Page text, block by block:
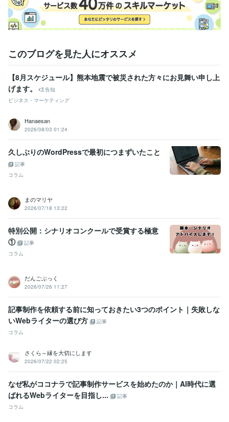
このブログを見た人にオススメ
【8月スケジュール】熊本地震で被災された方々にお見舞い申し上
げます。
告知
ビジネス・マーケティング
Hanaesan
2026/08/03 01:24
久しぶりのWordPressで最初につまずいたこと
記事
コラム
まのマリヤ
2026/07/18 13:22
特別公開：シナリオコンクールで受賞する極意
①
記事
コラム
だんごぶっく
2026/07/26 11:27
記事制作を依頼する前に知っておきたい3つのポイント｜失敗しな
いWebライターの選び方
記事
コラム
さくら～縁を大切にします
2026/07/22 02:25
なぜ私がココナラで記事制作サービスを始めたのか｜AI時代に選
ばれるWebライターを目指し...
記事
コラム